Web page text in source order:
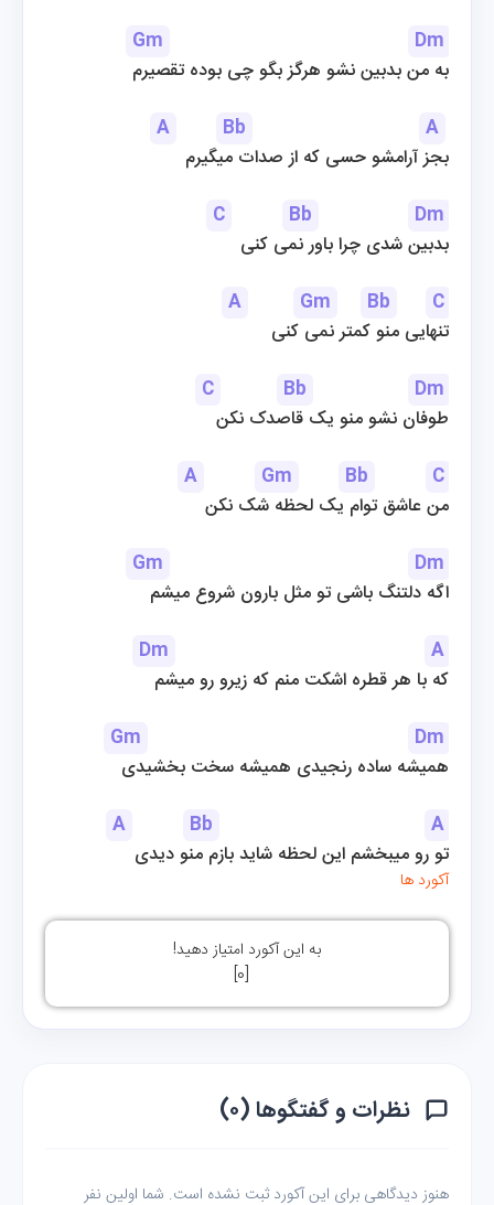
Gm
Dm
به من بدبین نشو هرگز بگو چی بوده تقصیرم
A
Bb
A
بجز آرامشو حسی که از صدات میگیرم
C
Bb
Dm
بدبین شدی چرا باور نمی کنی
A
Gm Bb
C
تنهایی منو کمتر نمی کنی
C
Bb
Dm
طوفان نشو منو یک قاصدک نکن
A
Gm Bb
C
من عاشق توام یک لحظه شک نکن
Gm
Dm
اگه دلتنگ باشی تو مثل بارون شروع میشم
Dm
A
که با هر قطره اشکت منم که زیرو رو میشم
Gm
Dm
همیشه ساده رنجیدی همیشه سخت بخشیدی
A
Bb
A
تو رو میبخشم این لحظه شاید بازم منو دیدی
آکورد ها
به این آکورد امتیاز دهید!
[
0
]
نظرات و گفتگوها (۰)
هنوز دیدگاهی برای این آکورد ثبت نشده است. شما اولین نفر